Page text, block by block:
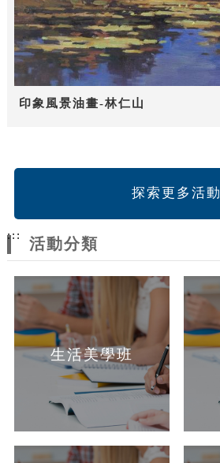
印象風景油畫-林仁山
探索更多活動
:::
活動分類
生活美學班